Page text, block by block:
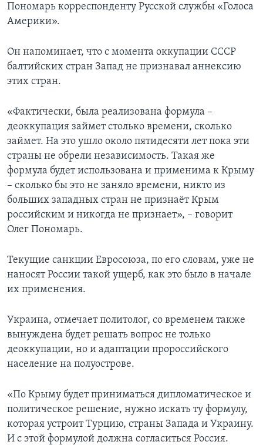
Пономарь корреспонденту Русской службы «Голоса
Америки».
Он напоминает, что с момента оккупации СССР
балтийских стран Запад не признавал аннексию
этих стран.
«Фактически, была реализована формула –
деоккупация займет столько времени, сколько
займет. На это ушло около пятидесяти лет пока эти
страны не обрели независимость. Такая же
формула будет использована и применима к Крыму
– сколько бы это не заняло времени, никто из
больших западных стран не признаёт Крым
российским и никогда не признает», – говорит
Олег Пономарь.
Текущие санкции Евросоюза, по его словам, уже не
наносят России такой ущерб, как это было в начале
их применения.
Украина, отмечает политолог, со временем также
вынуждена будет решать вопрос не только
деоккупации, но и адаптации пророссийского
население на полуострове.
«По Крыму будет приниматься дипломатическое и
политическое решение, нужно искать ту формулу,
которая устроит Турцию, страны Запада и Украину.
И с этой формулой должна согласиться Россия.